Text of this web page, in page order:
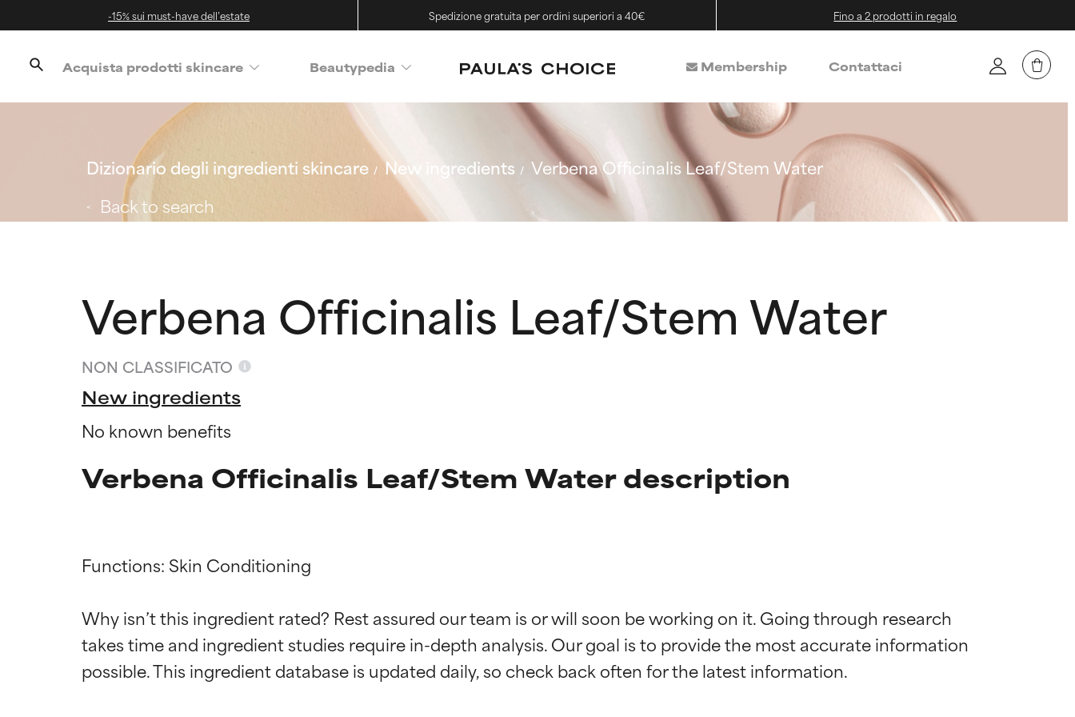
-15% sui must-have dell’estate Spedizione gratuita per ordini superiori a 40€ Fino a 2 prodotti in regalo
Acquista prodotti skincare Beautypedia Membership Contattaci
Dizionario degli ingredienti skincare New ingredients
Verbena Officinalis Leaf/Stem Water
Back to search
Verbena Officinalis Leaf/Stem Water
NON CLASSIFICATO
New ingredients
No known benefits
Verbena Officinalis Leaf/Stem Water description
Functions: Skin Conditioning
Why isn’t this ingredient rated? Rest assured our team is or will soon be working on it. Going through research
takes time and ingredient studies require in-depth analysis. Our goal is to provide the most accurate information
OTTIMO
Comprovati e sostenuti da studi indipendenti. Ingrediente attivo eccezionale per la maggior
OTTIMO
Comprovati e sostenuti da studi indipendenti. Ingrediente attivo eccezionale per la maggior